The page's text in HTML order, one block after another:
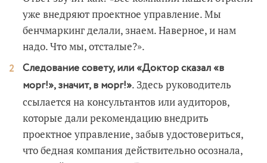
уже внедряют проектное управление. Мы
бенчмаркинг делали, знаем. Наверное, и нам
надо. Что мы, отсталые?».
Следование совету, или «Доктор сказал «в
морг!», значит, в морг!». Здесь руководитель
ссылается на консультантов или аудиторов,
которые дали рекомендацию внедрить
проектное управление, забыв удостовериться,
что бедная компания действительно осознала,